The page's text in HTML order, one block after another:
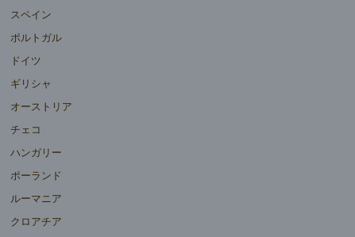
スペイン
ポルトガル
ドイツ
ギリシャ
オーストリア
チェコ
ハンガリー
ポーランド
ルーマニア
クロアチア